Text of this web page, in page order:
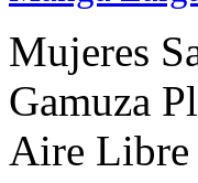
Mujeres
Gamuza
Aire Libre